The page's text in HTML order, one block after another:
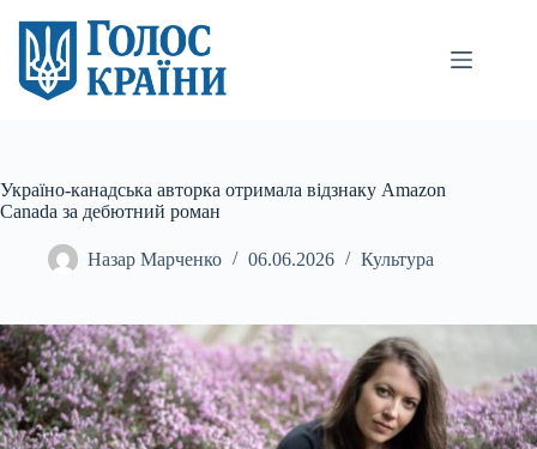
вмісту
Україно-канадська авторка отримала відзнаку Amazon
Canada за дебютний роман
Назар Марченко 06.06.2026 Культура